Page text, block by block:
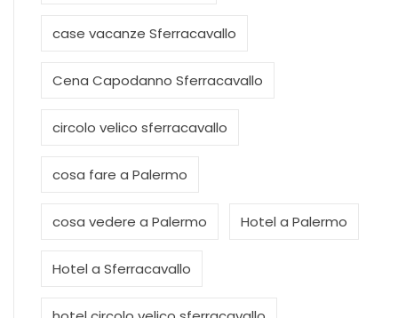
case vacanze Sferracavallo
Cena Capodanno Sferracavallo
circolo velico sferracavallo
cosa fare a Palermo
cosa vedere a Palermo Hotel a Palermo
Hotel a Sferracavallo